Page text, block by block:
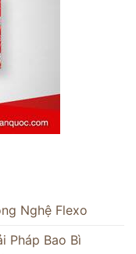
Nghệ Flexo
Pháp Bao Bì